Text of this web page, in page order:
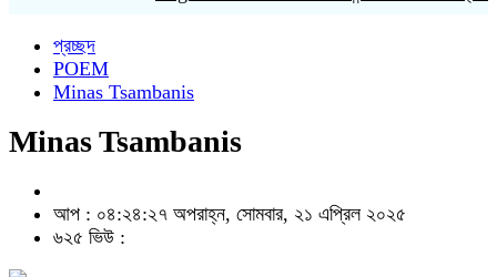
প্রচ্ছদ
POEM
Minas Tsambanis
Minas Tsambanis
আপ : ০৪:২৪:২৭ অপরাহ্ন, সোমবার, ২১ এপ্রিল ২০২৫
৬২৫ ভিউ :